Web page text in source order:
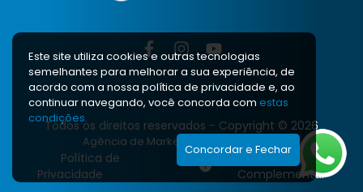
Todos os direitos reservados - Copyright © 2026
Política de
Privacidade
Conteúdo
Complementar
Agência de Marketing Digital
Este site utiliza cookies e outras tecnologias
semelhantes para melhorar a sua experiência, de
acordo com a nossa polí­tica de privacidade e, ao
continuar navegando, você concorda com estas
condições.
Concordar e Fechar